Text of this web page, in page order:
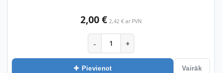
2,00 € 2,42 € ar PVN
- +
Pievienot Vairāk